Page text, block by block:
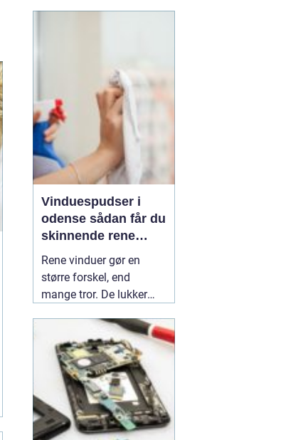
sommerhuset eller driver
en mindre virksomhed...
Vinduespudser i
odense sådan får du
skinnende rene
ruder året rundt
Rene vinduer gør en
større forskel, end
mange tror. De lukker
erhvervsbygninger til at
fremstå velholdte og
giver et bedre indeklima.
Flere boligejere og
virksomheder vælger
derfor at bruge en